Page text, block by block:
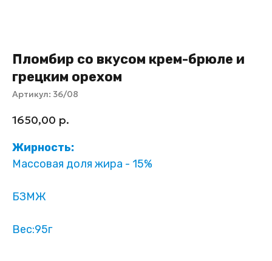
Пломбир со вкусом крем-брюле и
грецким орехом
Артикул: 36/08
1650,00 р.
Жирность:
Массовая доля жира - 15%
БЗМЖ
Вес:95г